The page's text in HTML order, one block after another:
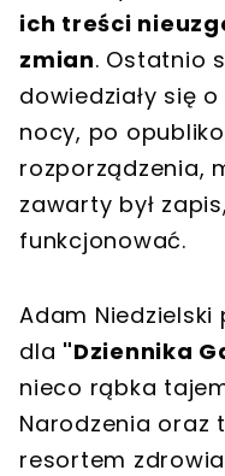
ich treści
zmian. Ostatnio
dowiedziały się
nocy, po
rozporządzenia,
zawarty był
funkcjonować.
Adam Niedzielski
dla "Dziennika
nieco rąbka
Narodzenia oraz
resortem